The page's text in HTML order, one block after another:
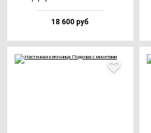
18 600 руб